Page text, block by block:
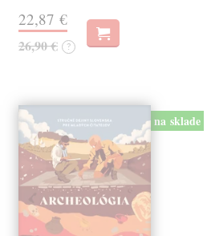
22,87 €
26,90 € ?
na sklade